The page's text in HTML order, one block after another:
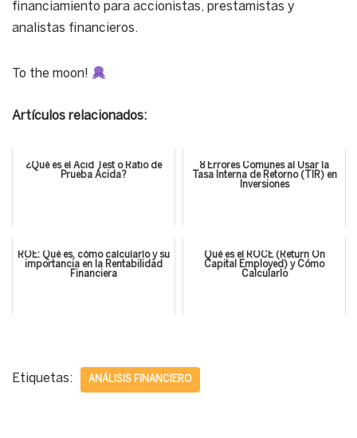
financiamiento para accionistas, prestamistas y
analistas financieros.
To the moon!
Artículos relacionados:
¿Qué es el Acid Test o Ratio de
Prueba Ácida?
8 Errores Comunes al Usar la
Tasa Interna de Retorno (TIR) en
Inversiones
ROE: Qué es, cómo calcularlo y su
importancia en la Rentabilidad
Financiera
Qué es el ROCE (Return On
Capital Employed) y Cómo
Calcularlo
Etiquetas: ANÁLISIS FINANCIERO